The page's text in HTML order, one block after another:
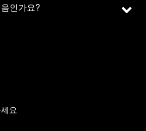
인가요?
요